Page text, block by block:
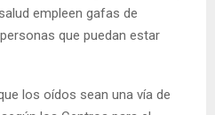
empleen gafas de
que puedan estar
los oídos sean una vía de